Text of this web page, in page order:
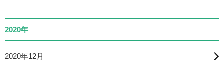
2020年
2020年12月